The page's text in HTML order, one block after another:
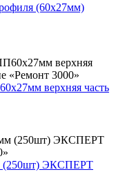
(60x27мм)
верхняя часть
(250шт) ЭКСПЕРТ